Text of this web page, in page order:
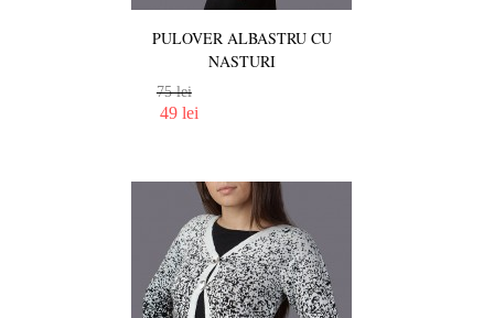
PULOVER ALBASTRU CU
NASTURI
75 lei
49 lei